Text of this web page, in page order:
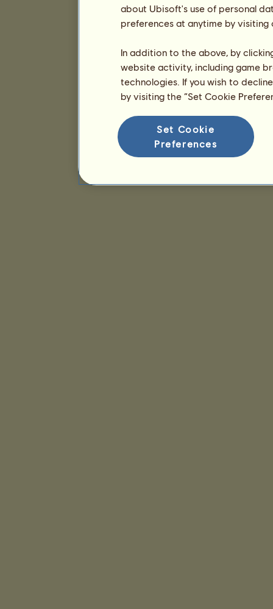
about Ubisoft's use of personal
preferences at anytime by
In addition to the above, by
website activity, including game
technologies. If you wish to
by visiting the “Set Cookie
Set Cookie
Preferences